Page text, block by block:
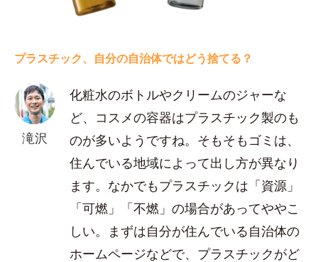
プラスチック、自分の自治体ではどう捨てる？
滝沢
化粧水のボトルやクリームのジャーな
ど、コスメの容器はプラスチック製のも
のが多いようですね。そもそもゴミは、
住んでいる地域によって出し方が異なり
ます。なかでもプラスチックは「資源」
「可燃」「不燃」の場合があってややこ
しい。まずは自分が住んでいる自治体の
ホームページなどで、プラスチックがど